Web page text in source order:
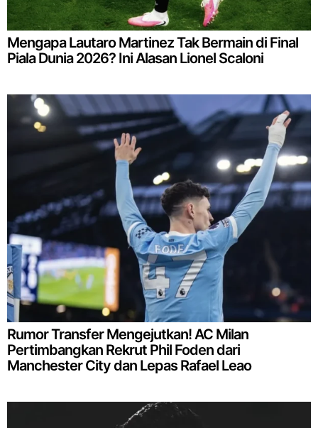
Mengapa Lautaro Martinez Tak Bermain di Final
Piala Dunia 2026? Ini Alasan Lionel Scaloni
Rumor Transfer Mengejutkan! AC Milan
Pertimbangkan Rekrut Phil Foden dari
Manchester City dan Lepas Rafael Leao